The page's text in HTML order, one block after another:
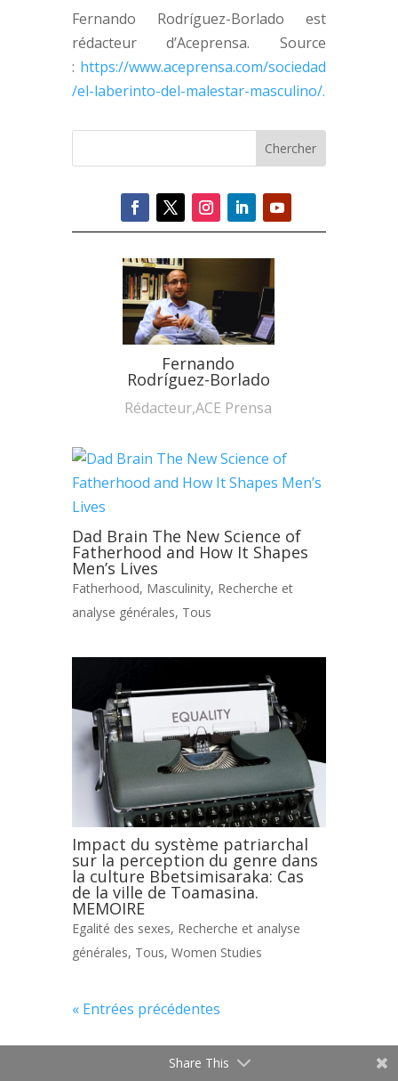
Fernando Rodríguez-Borlado est
rédacteur d’Aceprensa. Source
: https://www.aceprensa.com/sociedad
/el-laberinto-del-malestar-masculino/.
Fernando
Rodríguez-Borlado
Rédacteur,ACE Prensa
Dad Brain The New Science of
Fatherhood and How It Shapes
Men’s Lives
Fatherhood, Masculinity, Recherche et
analyse générales, Tous
Impact du système patriarchal
sur la perception du genre dans
la culture Bbetsimisaraka: Cas
de la ville de Toamasina.
MEMOIRE
Egalité des sexes, Recherche et analyse
générales, Tous, Women Studies
« Entrées précédentes
Share This